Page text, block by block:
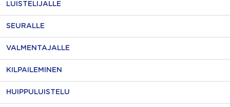
LUISTELIJALLE
SEURALLE
VALMENTAJALLE
KILPAILEMINEN
HUIPPULUISTELU